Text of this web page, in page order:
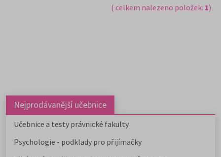
( celkem nalezeno položek: 1)
Nejprodávanější učebnice
Učebnice a testy právnické fakulty
Psychologie - podklady pro přijímačky